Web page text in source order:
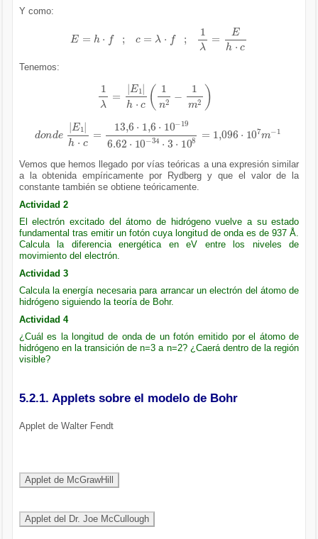
Y como:
=E
Tenemos:
E1 h c 1n m2
d ond h·c= 13,6 1,6·10
3 ·10 = 1,096·10
Vemos que hemos llegado por vías teóricas a una expresión similar
a la obtenida empíricamente por Rydberg y que el valor de la
constante también se obtiene teóricamente.
Actividad 2
El electrón excitado del átomo de hidrógeno vuelve a su estado
fundamental tras emitir un fotón cuya longitud de onda es de 937 Å.
Calcula la diferencia energética en eV entre los niveles de
movimiento del electrón.
Actividad 3
Calcula la energía necesaria para arrancar un electrón del átomo de
hidrógeno siguiendo la teoría de Bohr.
Actividad 4
¿Cuál es la longitud de onda de un fotón emitido por el átomo de
hidrógeno en la transición de n=3 a n=2? ¿Caerá dentro de la región
visible?
5.2.1. Applets sobre el modelo de Bohr
Applet de Walter Fendt